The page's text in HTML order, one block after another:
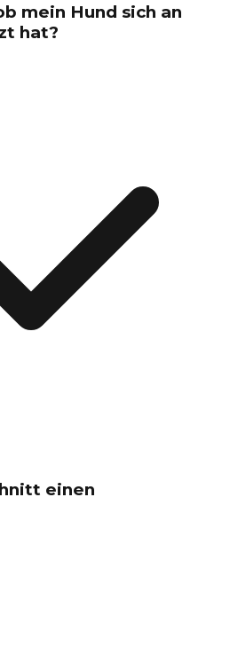
mein Hund sich an
hat?
einen